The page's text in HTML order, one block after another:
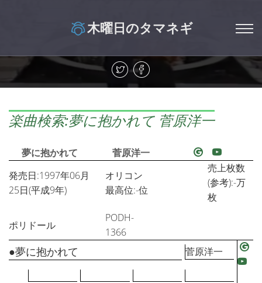
木曜日のタマネギ
楽曲検索:夢に抱かれて 菅原洋一
夢に抱かれて
菅原洋一
発売日:1997年06月
25日(平成9年)
オリコン
最高位:-位
売上枚数
(参考):-万
枚
ポリドール
PODH-
1366
●夢に抱かれて 菅原洋一